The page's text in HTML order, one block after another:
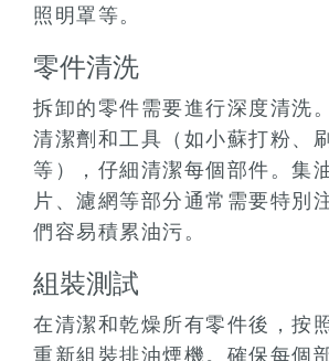
照明罩等。
零件清洗
拆卸的零件需要進行深度清洗
清潔劑和工具（如小蘇打粉、
等），仔細清潔每個部件。集
片、濾網等部分通常需要特別
們容易積累油污。
組裝測試
在清潔和乾燥所有零件後，按
重新組裝排油煙機。確保每個